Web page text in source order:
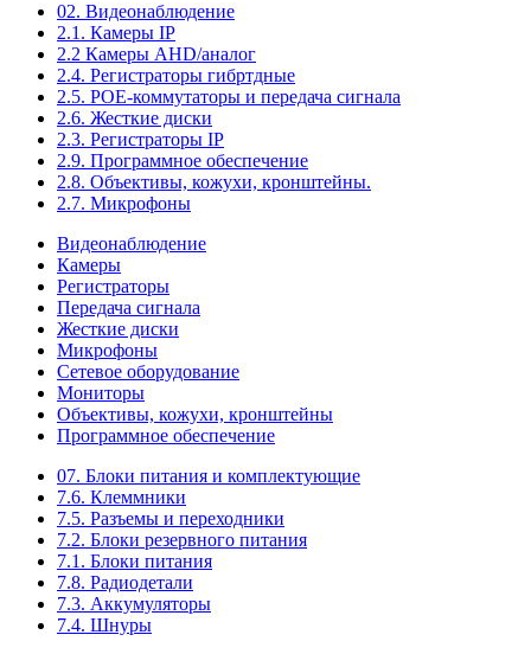
02. Видеонаблюдение
2.1. Камеры IP
2.2 Камеры AHD/аналог
2.4. Регистраторы гибртдные
2.5. РОЕ-коммутаторы и передача сигнала
2.6. Жесткие диски
2.3. Регистраторы IP
2.9. Программное обеспечение
2.8. Объективы, кожухи, кронштейны.
2.7. Микрофоны
Видеонаблюдение
Камеры
Регистраторы
Передача сигнала
Жесткие диски
Микрофоны
Сетевое оборудование
Мониторы
Объективы, кожухи, кронштейны
Программное обеспечение
07. Блоки питания и комплектующие
7.6. Клеммники
7.5. Разъемы и переходники
7.2. Блоки резервного питания
7.1. Блоки питания
7.8. Радиодетали
7.3. Аккумуляторы
7.4. Шнуры